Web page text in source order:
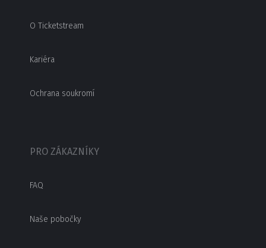
O Ticketstream
Kariéra
Ochrana soukromí
PRO ZÁKAZNÍKY
FAQ
Naše pobočky